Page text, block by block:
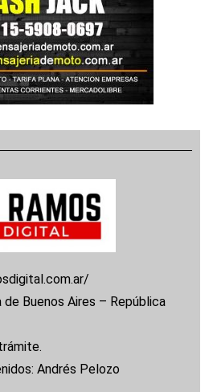
de Buenos Aires – República
Andrés Pelozo